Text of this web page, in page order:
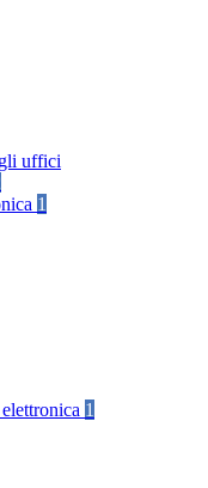
uffici
1
1